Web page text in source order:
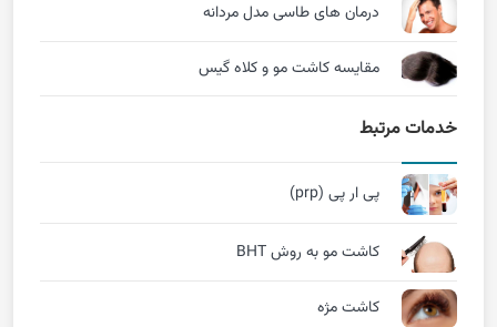
درمان های طاسی مدل مردانه
مقایسه کاشت مو و کلاه گیس
خدمات مرتبط
پی ار پی (prp)
کاشت مو به روش BHT
کاشت مژه